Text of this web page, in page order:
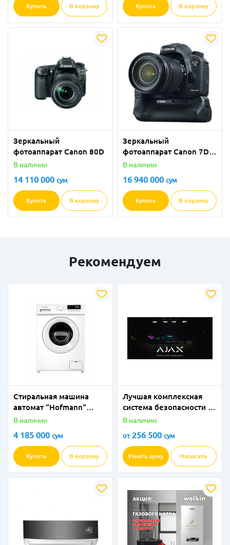
Купить В корзину Купить В корзину
Зеркальный
фотоаппарат Canon 80D
В наличии
14 110 000 сум
Купить В корзину
Зеркальный
фотоаппарат Canon 7D
Mark II
В наличии
16 940 000 сум
Купить В корзину
Рекомендуем
Стиральная машина
автомат "Hofmann"
WM610BWH/HF (Белая)
В наличии
4 185 000 сум
Купить В корзину
Лучшая комплексная
система безопасности -
датчики, сирены и
ключ от официального
поставщика!
В наличии
от256 500 сум
Узнать цену Написать